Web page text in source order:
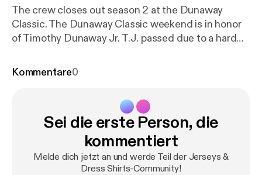
The crew closes out season 2 at the Dunaway
Classic. The Dunaway Classic weekend is in honor
of Timothy Dunaway Jr. T.J. passed due to a hard
Garvin Jr. joins the crew as guests giving two great
Kommentare0
Sei die erste Person, die
kommentiert
Melde dich jetzt an und werde Teil der Jerseys &
Dress Shirts-Community!